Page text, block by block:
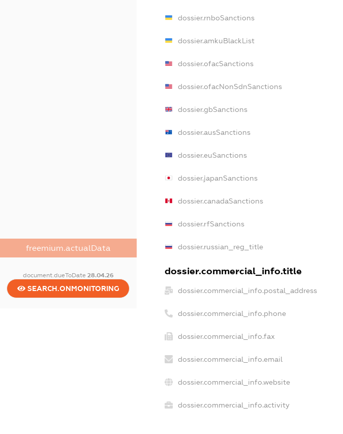
freemium.actualData
document.dueToDate 28.04.26
SEARCH.ONMONITORING
dossier.rnboSanctions
dossier.amkuBlackList
dossier.ofacSanctions
dossier.ofacNonSdnSanctions
dossier.gbSanctions
dossier.ausSanctions
dossier.euSanctions
dossier.japanSanctions
dossier.canadaSanctions
dossier.rfSanctions
dossier.russian_reg_title
dossier.commercial_info.title
dossier.commercial_info.postal_address
dossier.commercial_info.phone
dossier.commercial_info.fax
dossier.commercial_info.email
dossier.commercial_info.website
dossier.commercial_info.activity